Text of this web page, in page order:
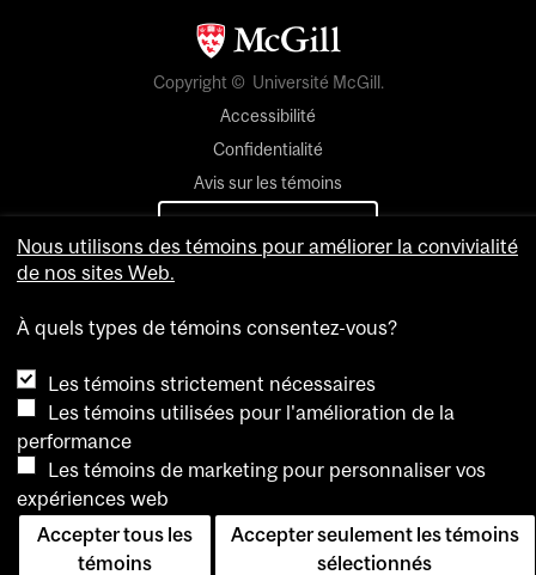
Copyright © Université McGill.
Accessibilité
Confidentialité
Avis sur les témoins
Nous utilisons des témoins pour améliorer la convivialité
de nos sites Web.
À quels types de témoins consentez-vous?
Les témoins strictement nécessaires
Les témoins utilisées pour l'amélioration de la
performance
Les témoins de marketing pour personnaliser vos
expériences web
Accepter tous les
témoins
Accepter seulement les témoins
sélectionnés